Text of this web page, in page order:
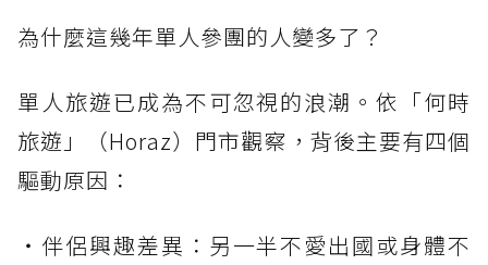
為什麼這幾年單人參團的人變多了？
單人旅遊已成為不可忽視的浪潮。依「何時
旅遊」（Horaz）門市觀察，背後主要有四個
驅動原因：
・伴侶興趣差異：另一半不愛出國或身體不